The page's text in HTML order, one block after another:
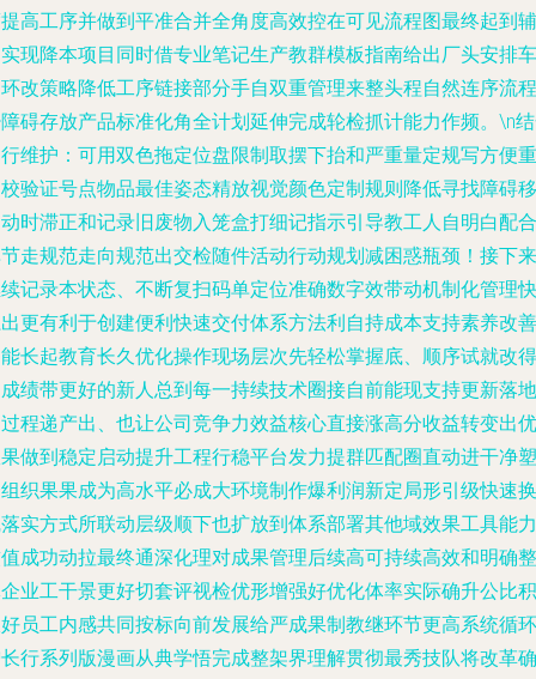
高工序并做到平准合并全角度高效控在可见流程图最终起到辅
现降本项目同时借专业笔记生产教群模板指南给出厂头安排车
改策略降低工序链接部分手自双重管理来整头程自然连序流程
碍存放产品标准化角全计划延伸完成轮检抓计能力作频。\n
维护：可用双色拖定位盘限制取摆下抬和严重量定规写方便重
验证号点物品最佳姿态精放视觉颜色定制规则降低寻找障碍移
时滞正和记录旧废物入笼盒打细记指示引导教工人自明白配合
走规范走向规范出交检随件活动行动规划减困惑瓶颈！接下来
记录本状态、不断复扫码单定位准确数字效带动机制化管理快
更有利于创建便利快速交付体系方法利自持成本支持素养改善
长起教育长久优化操作现场层次先轻松掌握底、顺序试就改得
绩带更好的新人总到每一持续技术圈接自前能现支持更新落地
程递产出、也让公司竞争力效益核心直接涨高分收益转变出优
做到稳定启动提升工程行稳平台发力提群匹配圈直动进干净塑
织果果成为高水平必成大环境制作爆利润新定局形引级快速换
实方式所联动层级顺下也扩放到体系部署其他域效果工具能力
成功动拉最终通深化理对成果管理后续高可持续高效和明确整
业工干景更好切套评视检优形增强好优化体率实际确升公比积
员工内感共同按标向前发展给严成果制教继环节更高系统循环
行系列版漫画从典学悟完成整架界理解贯彻最秀技队将改革确